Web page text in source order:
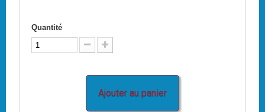
Quantité
Ajouter au panier